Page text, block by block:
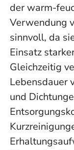
der warm-
Verwendung
sinnvoll, da
Einsatz
Gleichzeitig
Lebensdauer
und